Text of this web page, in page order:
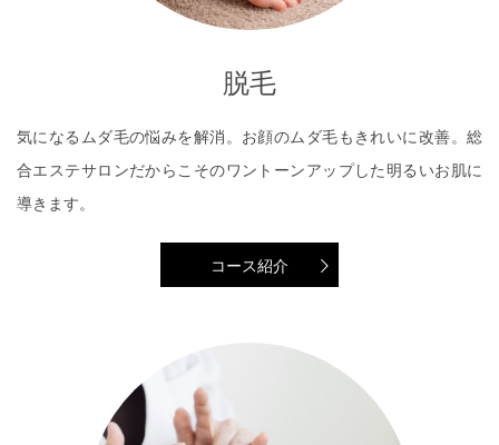
脱毛
気になるムダ毛の悩みを解消。お顔のムダ毛もきれいに改善。総
合エステサロンだからこそのワントーンアップした明るいお肌に
導きます。
コース紹介